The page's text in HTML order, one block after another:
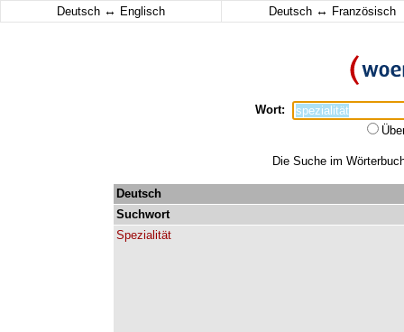
Deutsch ↔ Englisch Deutsch ↔ Französisch
Wort:
Die Suche im
Deutsch
Suchwort
Spezialität